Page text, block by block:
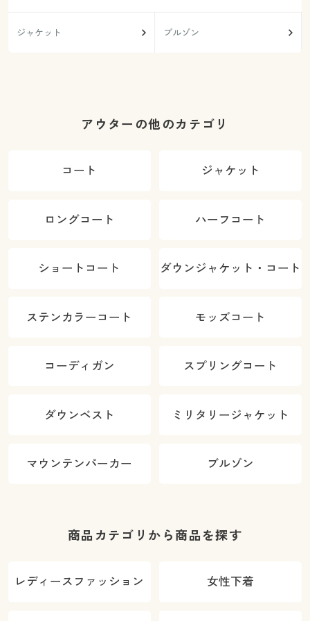
ジャケット ブルゾン
アウターの他のカテゴリ
コート ジャケット
ロングコート ハーフコート
ショートコート ダウンジャケット・コート
ステンカラーコート モッズコート
コーディガン スプリングコート
ダウンベスト ミリタリージャケット
マウンテンパーカー ブルゾン
商品カテゴリから商品を探す
レディースファッション 女性下着